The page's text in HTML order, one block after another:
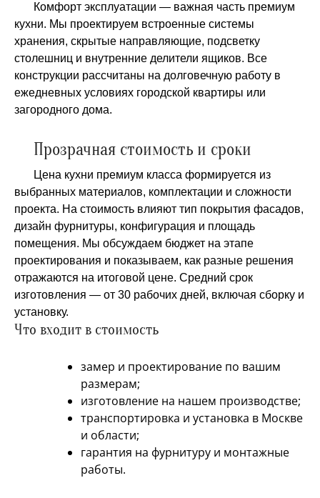
Комфорт эксплуатации — важная часть премиум
кухни. Мы проектируем встроенные системы
хранения, скрытые направляющие, подсветку
столешниц и внутренние делители ящиков. Все
конструкции рассчитаны на долговечную работу в
ежедневных условиях городской квартиры или
загородного дома.
Прозрачная стоимость и сроки
Цена кухни премиум класса формируется из
выбранных материалов, комплектации и сложности
проекта. На стоимость влияют тип покрытия фасадов,
дизайн фурнитуры, конфигурация и площадь
помещения. Мы обсуждаем бюджет на этапе
проектирования и показываем, как разные решения
отражаются на итоговой цене. Средний срок
изготовления — от 30 рабочих дней, включая сборку и
установку.
Что входит в стоимость
замер и проектирование по вашим
размерам;
изготовление на нашем производстве;
транспортировка и установка в Москве
и области;
гарантия на фурнитуру и монтажные
работы.